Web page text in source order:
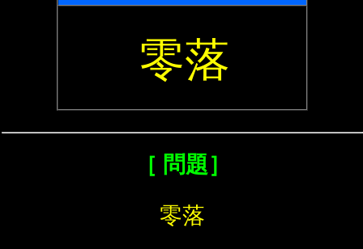
零落
［ 問題］
零落